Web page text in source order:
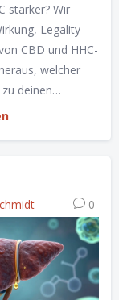
stärker? Wir
Legality
CBD und HHC-
welcher
deinen
0